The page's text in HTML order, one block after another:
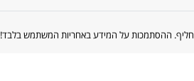
תחליף. ההסתמכות על המידע באחריות המשתמש בלבד!